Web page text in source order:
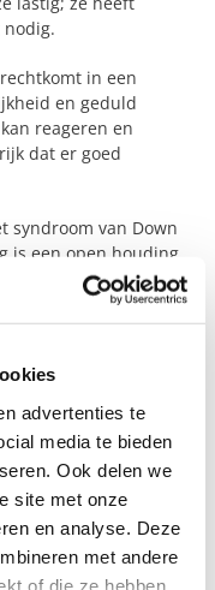
advertenties te
media te bieden
Ook delen we
site met onze
en analyse. Deze
met andere
of die ze hebben
in een
en geduld
reageren en
dat er goed
syndroom van Down
is een open houding
zoals ze is.
vrolijke meid en
(de omgeving
heet wanneer